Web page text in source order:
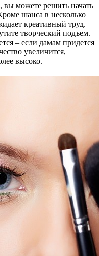
вы можете решить начать
шанса в несколько
креативный труд.
творческий подъем.
– если дамам придется
увеличится,
высоко.